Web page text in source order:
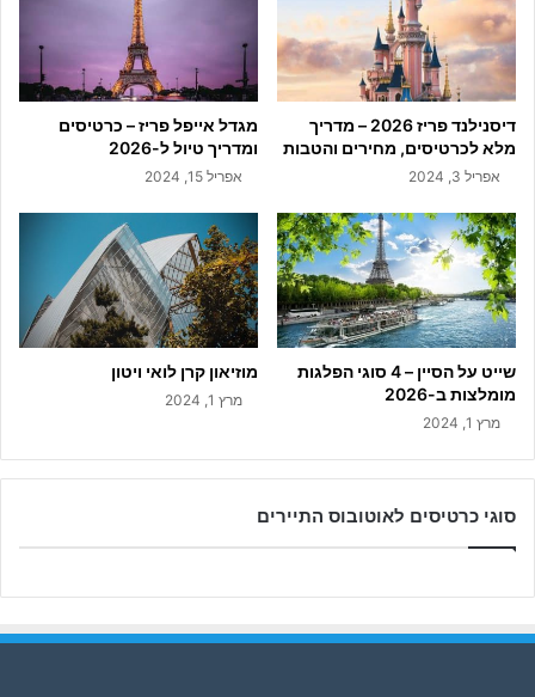
דיסנילנד פריז 2026 – מדריך
מלא לכרטיסים, מחירים והטבות
אפריל 3, 2024
מגדל אייפל פריז – כרטיסים
ומדריך טיול ל-2026
אפריל 15, 2024
שייט על הסיין – 4 סוגי הפלגות
מומלצות ב-2026
מרץ 1, 2024
מוזיאון קרן לואי ויטון
מרץ 1, 2024
סוגי כרטיסים לאוטובוס התיירים